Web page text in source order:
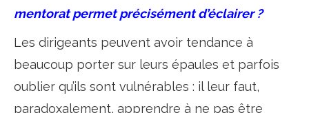
mentorat permet précisément d’éclairer ?
Les dirigeants peuvent avoir tendance à
beaucoup porter sur leurs épaules et parfois
oublier qu’ils sont vulnérables : il leur faut,
paradoxalement, apprendre à ne pas être